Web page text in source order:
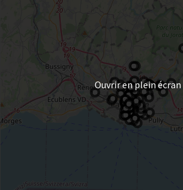
Ouvrir en plein écran